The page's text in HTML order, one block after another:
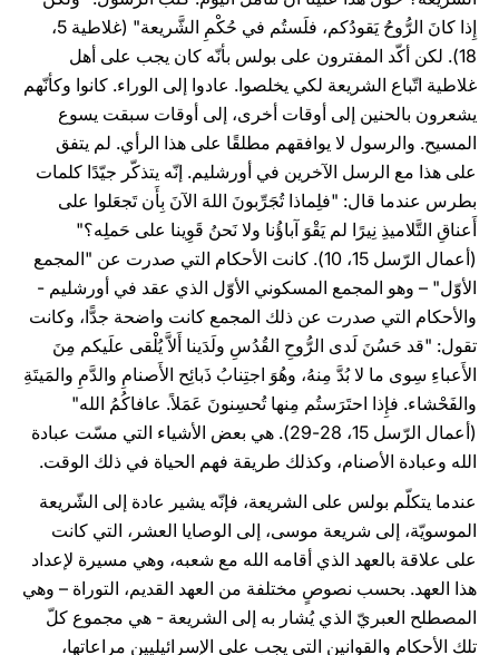
إِذا كانَ الرُّوحُ يَقودُكم، فلَستُم في حُكْمِ الشَّريعة" (غلاطية 5،
18). لكن أكّد المفترون على بولس بأنّه كان يجب على أهل
غلاطية اتّباع الشريعة لكي يخلصوا. عادوا إلى الوراء. كانوا وكأنّهم
يشعرون بالحنين إلى أوقات أخرى، إلى أوقات سبقت يسوع
المسيح. والرسول لا يوافقهم مطلقًا على هذا الرأي. لم يتفق
على هذا مع الرسل الآخرين في أورشليم. إنّه يتذكّر جيّدًا كلمات
بطرس عندما قال: "فلِماذا تُجَرِّبونَ اللهَ الآنَ بِأَن تَجعَلوا على
أَعناقِ التَّلاميذِ نِيرًا لم يَقْوَ آباؤُنا ولا نَحنُ قَوِينا على حَملِه؟"
(أعمال الرّسل 15، 10). كانت الأحكام التي صدرت عن "المجمع
الأوّل" – وهو المجمع المسكوني الأوّل الذي عقد في أورشليم -
والأحكام التي صدرت عن ذلك المجمع كانت واضحة جدًّا، وكانت
تقول: "قد حَسُنَ لَدى الرُّوحِ القُدُسِ ولَدَينا أَلاَّ يُلْقى علَيكم مِنَ
الأَعباءِ سِوى ما لا بُدَّ مِنهُ، وهُوَ اجتِنابُ ذَبائِح الأَصنامِ والدَّمِ والمَيتَةِ
والفَحْشاء. فإِذا احتَرَستُم مِنها تُحسِنونَ عَمَلاً. عافاكُمُ الله"
(أعمال الرّسل 15، 28-29). هي بعض الأشياء التي مسّت عبادة
الله وعبادة الأصنام، وكذلك طريقة فهم الحياة في ذلك الوقت.
عندما يتكلّم بولس على الشريعة، فإنّه يشير عادة إلى الشّريعة
الموسويّة، إلى شريعة موسى، إلى الوصايا العشر، التي كانت
على علاقة بالعهد الذي أقامه الله مع شعبه، وهي مسيرة لإعداد
هذا العهد. بحسب نصوصٍ مختلفة من العهد القديم، التوراة – وهي
المصطلح العبريّ الذي يُشار به إلى الشريعة - هي مجموع كلّ
تلك الأحكام والقوانين التي يجب على الإسرائيليين مراعاتها،